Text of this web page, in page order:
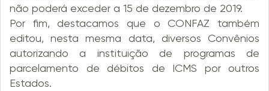
não poderá exceder a 15 de dezembro de 2019.
Por fim, destacamos que o CONFAZ também
editou, nesta mesma data, diversos Convênios
autorizando a instituição de programas de
parcelamento de débitos de ICMS por outros
Estados.